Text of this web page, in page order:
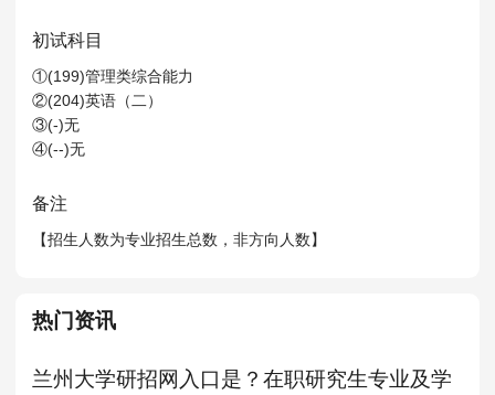
院校库 考试报名
考试真题
报考经验
初试科目
①(199)管理类综合能力
②(204)英语（二）
③(-)无
④(--)无
备注
【招生人数为专业招生总数，非方向人数】
热门资讯
兰州大学研招网入口是？在职研究生专业及学